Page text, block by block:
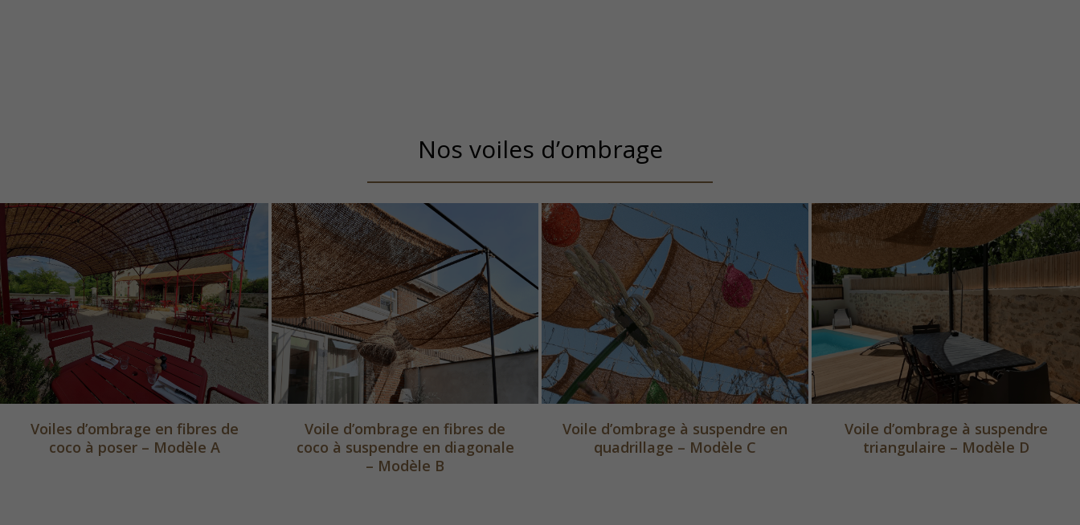
Nos voiles d’ombrage
Voiles d’ombrage en fibres de
coco à poser – Modèle A
Voile d’ombrage en fibres de
coco à suspendre en diagonale
– Modèle B
Voile d’ombrage à suspendre en
quadrillage – Modèle C
Voile d’ombrage à suspendre
triangulaire – Modèle D